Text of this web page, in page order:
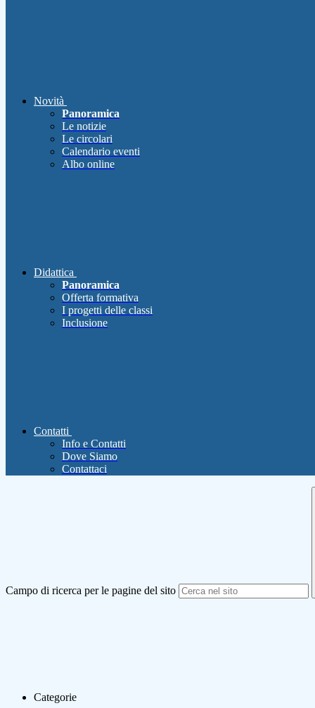
Novità
Panoramica
Le notizie
Le circolari
Calendario eventi
Albo online
Didattica
Panoramica
Offerta formativa
I progetti delle classi
Inclusione
Contatti
Info e Contatti
Dove Siamo
Contattaci
Campo di ricerca per le pagine del sito
Categorie